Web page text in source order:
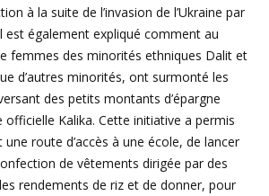
à la suite de l’invasion de l’Ukraine par
est également expliqué comment au
femmes des minorités ethniques Dalit et
d’autres minorités, ont surmonté les
des petits montants d’épargne
Kalika. Cette initiative a permis
route d’accès à une école, de lancer
de vêtements dirigée par des
rendements de riz et de donner, pour